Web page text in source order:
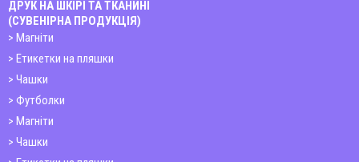
ДРУК НА ШКІРІ ТА ТКАНИНІ
(СУВЕНІРНА ПРОДУКЦІЯ)
Магніти
Етикетки на пляшки
Чашки
Футболки
Магніти
Чашки